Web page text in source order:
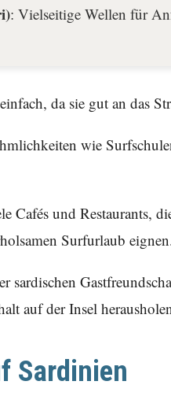
: Vielseitige Wellen für
da sie gut an das
wie
Cafés und Restaurants,
Surfurlaub
sardischen
auf der Insel
Sardinien